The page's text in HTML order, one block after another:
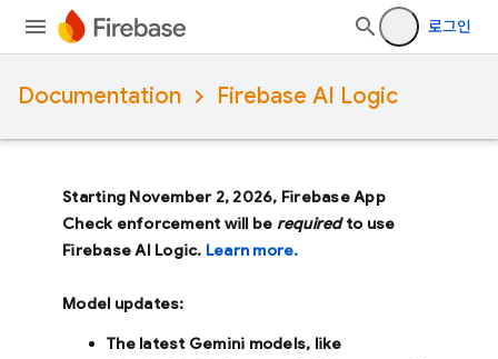
로그인
Documentation Firebase AI Logic
Starting November 2, 2026, Firebase App
Check enforcement will be requiredto use
Firebase AI Logic. Learn more.
Model updates:
The latest Gemini models, like